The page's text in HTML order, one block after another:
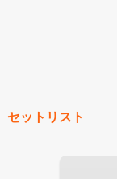
セットリスト